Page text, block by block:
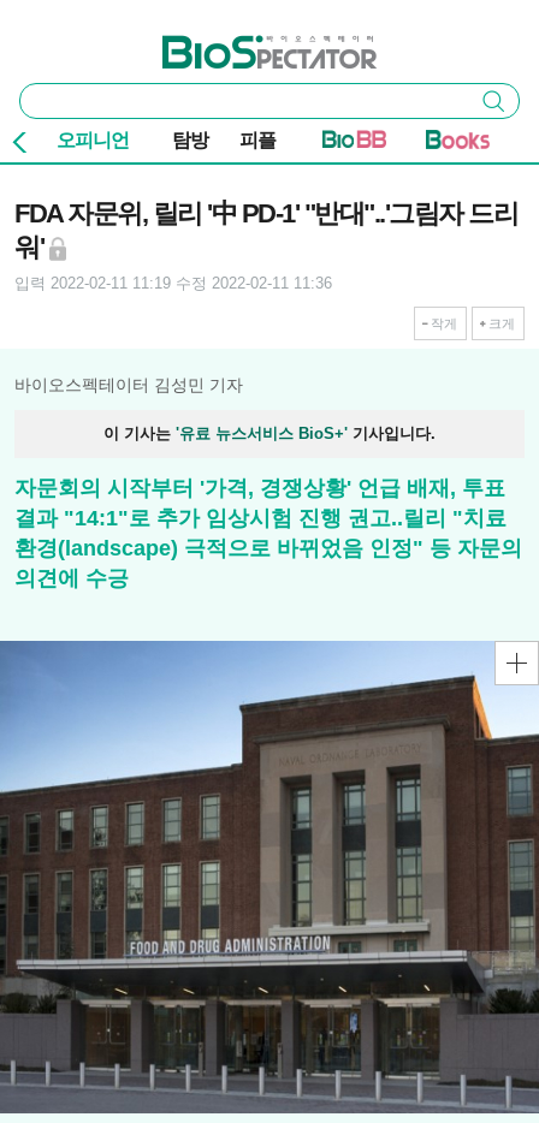
바이오스펙테이터
통
합
검
색
검색
오피니언 탐방 피플
FDA 자문위, 릴리 '中 PD-1' "반대"..'그림자 드리
워'
입력 2022-02-11 11:19 수정 2022-02-11 11:36
작게 크게
바이오스펙테이터 김성민 기자
이 기사는 '유료 뉴스서비스 BioS+' 기사입니다.
자문회의 시작부터 '가격, 경쟁상황' 언급 배재, 투표
결과 "14:1"로 추가 임상시험 진행 권고..릴리 "치료
환경(landscape) 극적으로 바뀌었음 인정" 등 자문의
의견에 수긍